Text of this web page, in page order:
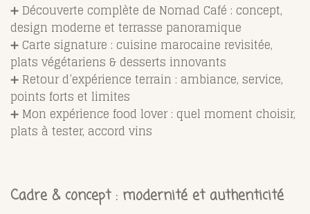
➕ Découverte complète de Nomad Café : concept,
design moderne et terrasse panoramique
➕ Carte signature : cuisine marocaine revisitée,
plats végétariens & desserts innovants
➕ Retour d’expérience terrain : ambiance, service,
points forts et limites
➕ Mon expérience food lover : quel moment choisir,
plats à tester, accord vins
Cadre & concept : modernité et authenticité